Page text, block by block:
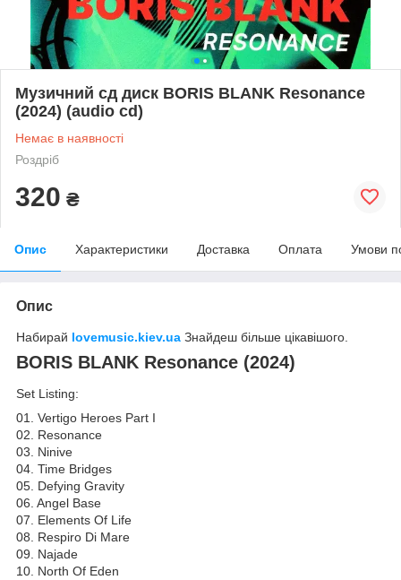
Музичний сд диск BORIS BLANK Resonance
(2024) (audio cd)
Немає в наявності
Роздріб
320 ₴
Опис Характеристики Доставка Оплата Умови
Опис
Набирай lovemusic.kiev.ua Знайдеш більше цікавішого.
BORIS BLANK Resonance (2024)
Set Listing:
01. Vertigo Heroes Part I
02. Resonance
03. Ninive
04. Time Bridges
05. Defying Gravity
06. Angel Base
07. Elements Of Life
08. Respiro Di Mare
09. Najade
10. North Of Eden